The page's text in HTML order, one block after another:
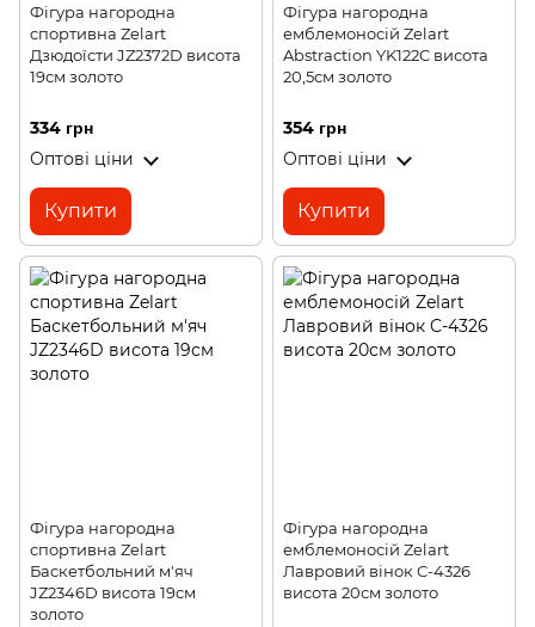
Фігура нагородна
спортивна Zelart
Дзюдоїсти JZ2372D висота
19см золото
334 грн
Оптові ціни
Купити
Фігура нагородна
емблемоносій Zelart
Abstraction YK122C висота
20,5см золото
354 грн
Оптові ціни
Купити
Фігура нагородна
спортивна Zelart
Баскетбольний м'яч
JZ2346D висота 19см
золото
Фігура нагородна
емблемоносій Zelart
Лавровий вінок C-4326
висота 20см золото